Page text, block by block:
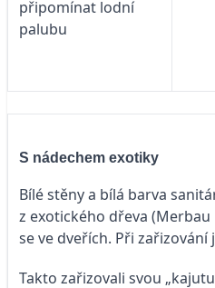
S nádechem exotiky
Bílé stěny a bílá barva
z exotického dřeva
se ve dveřích. Při
Takto zařizovali svou